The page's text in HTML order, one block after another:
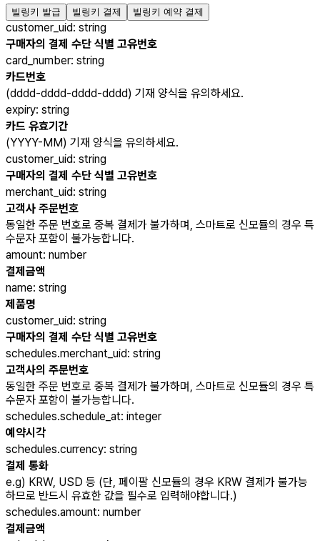
빌링키 발급 빌링키 결제 빌링키 예약 결제
customer_uid: string
구매자의 결제 수단 식별 고유번호
card_number: string
카드번호
(dddd-dddd-dddd-dddd) 기재 양식을 유의하세요.
expiry: string
카드 유효기간
(YYYY-MM) 기재 양식을 유의하세요.
customer_uid: string
구매자의 결제 수단 식별 고유번호
merchant_uid: string
고객사 주문번호
동일한 주문 번호로 중복 결제가 불가하며, 스마트로 신모듈의 경우 특
수문자 포함이 불가능합니다.
amount: number
결제금액
name: string
제품명
customer_uid: string
구매자의 결제 수단 식별 고유번호
schedules.merchant_uid: string
고객사의 주문번호
동일한 주문 번호로 중복 결제가 불가하며, 스마트로 신모듈의 경우 특
수문자 포함이 불가능합니다.
schedules.schedule_at: integer
예약시각
schedules.currency: string
결제 통화
e.g) KRW, USD 등 (단, 페이팔 신모듈의 경우 KRW 결제가 불가능
하므로 반드시 유효한 값을 필수로 입력해야합니다.)
schedules.amount: number
결제금액